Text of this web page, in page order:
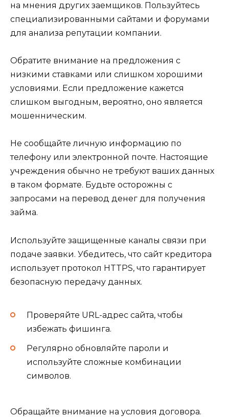
на мнения других заемщиков. Пользуйтесь
специализированными сайтами и форумами
для анализа репутации компании.
Обратите внимание на предложения с
низкими ставками или слишком хорошими
условиями. Если предложение кажется
слишком выгодным, вероятно, оно является
мошенническим.
Не сообщайте личную информацию по
телефону или электронной почте. Настоящие
учреждения обычно не требуют ваших данных
в таком формате. Будьте осторожны с
запросами на перевод денег для получения
займа.
Используйте защищенные каналы связи при
подаче заявки. Убедитесь, что сайт кредитора
использует протокол HTTPS, что гарантирует
безопасную передачу данных.
Проверяйте URL-адрес сайта, чтобы
избежать фишинга.
Регулярно обновляйте пароли и
используйте сложные комбинации
символов.
Обращайте внимание на условия договора.